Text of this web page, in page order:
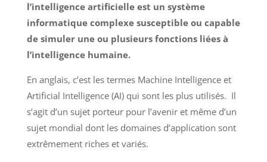
l’intelligence artificielle est un système
informatique complexe susceptible ou capable
de simuler une ou plusieurs fonctions liées à
l’intelligence humaine.
En anglais, c’est les termes Machine Intelligence et
Artificial Intelligence (AI) qui sont les plus utilisés. Il
s’agit d’un sujet porteur pour l’avenir et même d’un
sujet mondial dont les domaines d’application sont
extrêmement riches et variés.